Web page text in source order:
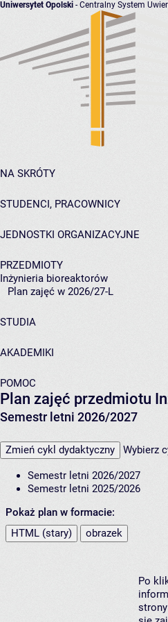
Uniwersytet Opolski - Centralny System
NA SKRÓTY
STUDENCI, PRACOWNICY
JEDNOSTKI ORGANIZACYJNE
PRZEDMIOTY
Inżynieria bioreaktorów
Plan zajęć w 2026/27-L
STUDIA
AKADEMIKI
POMOC
Plan zajęć przedmiotu
Semestr letni 2026/2027
Zmień cykl dydaktyczny Wybierz
Semestr letni 2026/2027
Semestr letni 2025/2026
Pokaż plan w formacie:
HTML (stary)
obrazek
Po